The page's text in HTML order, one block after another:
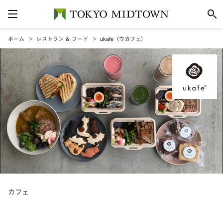
ホーム レストラン & フード ukafe（ウカフェ）
カフェ